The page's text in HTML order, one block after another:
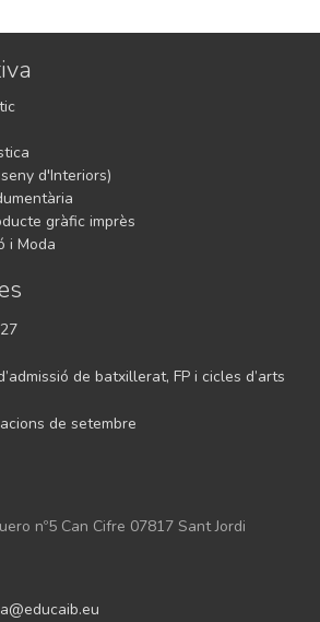
d'Interiors)
gràfic imprès
i Moda
de batxillerat, FP i cicles d’arts
de setembre
nº5 Can Cifre 07817 Sant Jordi